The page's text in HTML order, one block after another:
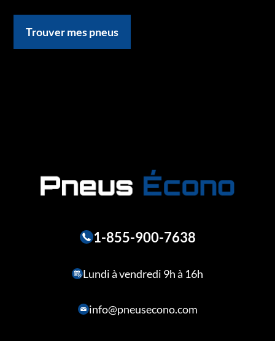
Trouver mes pneus
1-855-900-7638
Lundi à vendredi 9h à 16h
info@pneusecono.com